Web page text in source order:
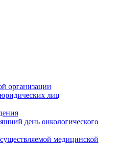
организации
лиц
день онкологического
медицинской